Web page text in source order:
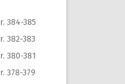
384-385
382-383
380-381
378-379